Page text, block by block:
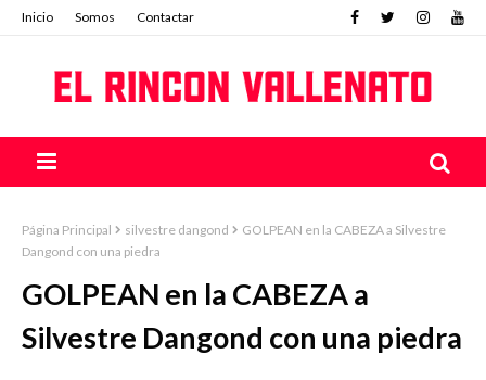
Inicio Somos Contactar
Página Principal silvestre dangond
GOLPEAN en la CABEZA a Silvestre
Dangond con una piedra
GOLPEAN en la CABEZA a
Silvestre Dangond con una piedra